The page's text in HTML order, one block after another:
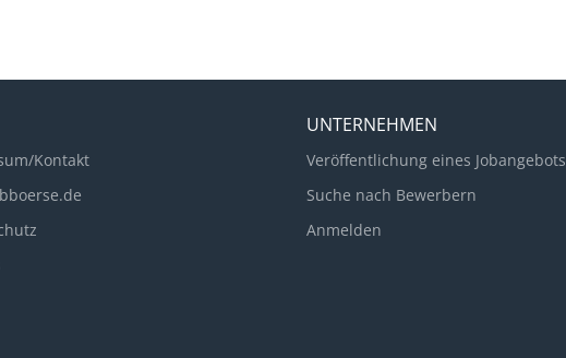
Kontakt
UNTERNEHMEN
Veröffentlichung eines Jobangebots
Suche nach Bewerbern
Anmelden